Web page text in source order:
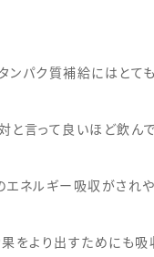
ンパク質補給にはとて
と言って良いほど飲んで
エネルギー吸収がされ
果をより出すためにも